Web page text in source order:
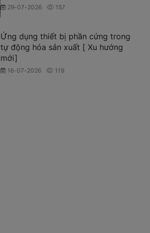
29-07-2026 157
Ứng dụng thiết bị phần cứng trong
tự động hóa sản xuất [ Xu hướng
mới]
16-07-2026 119